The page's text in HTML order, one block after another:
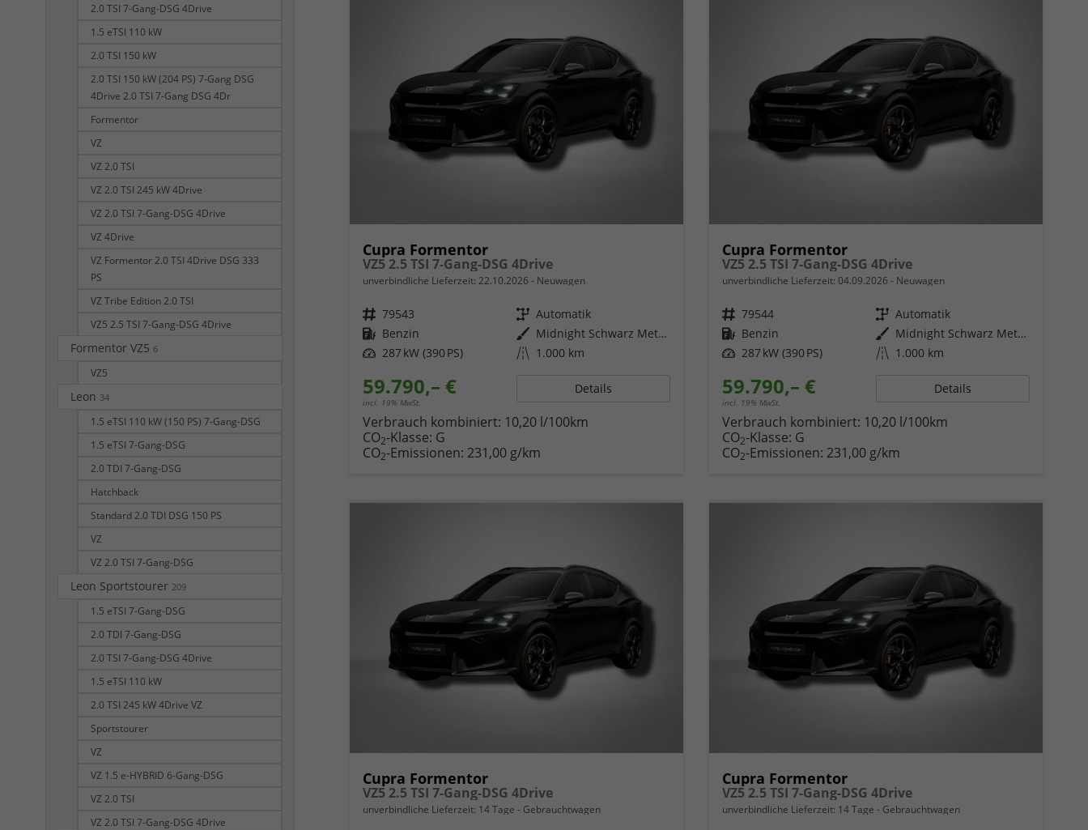
Cupra Formentor
VZ5 2.5 TSI 7-Gang-DSG 4Drive
unverbindliche Lieferzeit: 22.10.2026 Neuwagen
Fahrzeugnr. 79543 Getriebe Automatik
Kraftstoff Benzin Außenfarbe
Midnight Schwarz Metallic
Leistung 287 kW (390 PS) Kilometerstand 1.000 km
59.790,– €
incl. 19% MwSt.
Details
Verbrauch kombiniert: 10,20 l/100km
CO2-Klasse: G
CO2-Emissionen: 231,00 g/km
Cupra Formentor
VZ5 2.5 TSI 7-Gang-DSG 4Drive
unverbindliche Lieferzeit: 04.09.2026 Neuwagen
Fahrzeugnr. 79544 Getriebe Automatik
Kraftstoff Benzin Außenfarbe
Midnight Schwarz Metallic
Leistung 287 kW (390 PS) Kilometerstand 1.000 km
59.790,– €
incl. 19% MwSt.
Details
Verbrauch kombiniert: 10,20 l/100km
CO2-Klasse: G
CO2-Emissionen: 231,00 g/km
Cupra Formentor
VZ5 2.5 TSI 7-Gang-DSG 4Drive
unverbindliche Lieferzeit: 14 Tage Gebrauchtwagen
Cupra Formentor
VZ5 2.5 TSI 7-Gang-DSG 4Drive
unverbindliche Lieferzeit: 14 Tage Gebrauchtwagen
2.0 TSI 7-Gang-DSG 4Drive
1.5 eTSI 110 kW
2.0 TSI 150 kW
2.0 TSI 150 kW (204 PS) 7-Gang DSG
4Drive 2.0 TSI 7-Gang DSG 4Dr
Formentor
VZ
VZ 2.0 TSI
VZ 2.0 TSI 245 kW 4Drive
VZ 2.0 TSI 7-Gang-DSG 4Drive
VZ 4Drive
VZ Formentor 2.0 TSI 4Drive DSG 333
PS
VZ Tribe Edition 2.0 TSI
VZ5 2.5 TSI 7-Gang-DSG 4Drive
Formentor VZ5 6
VZ5
Leon 34
1.5 eTSI 110 kW (150 PS) 7-Gang-DSG
1.5 eTSI 7-Gang-DSG
2.0 TDI 7-Gang-DSG
Hatchback
Standard 2.0 TDI DSG 150 PS
VZ
VZ 2.0 TSI 7-Gang-DSG
Leon Sportstourer 209
1.5 eTSI 7-Gang-DSG
2.0 TDI 7-Gang-DSG
2.0 TSI 7-Gang-DSG 4Drive
1.5 eTSI 110 kW
2.0 TSI 245 kW 4Drive VZ
Sportstourer
VZ
VZ 1.5 e-HYBRID 6-Gang-DSG
VZ 2.0 TSI
VZ 2.0 TSI 7-Gang-DSG 4Drive